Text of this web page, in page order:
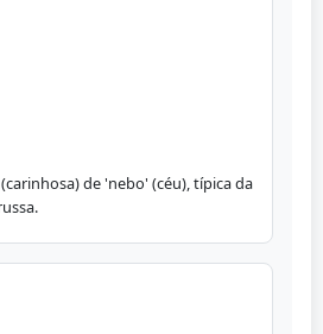
de 'nebo' (céu), típica da